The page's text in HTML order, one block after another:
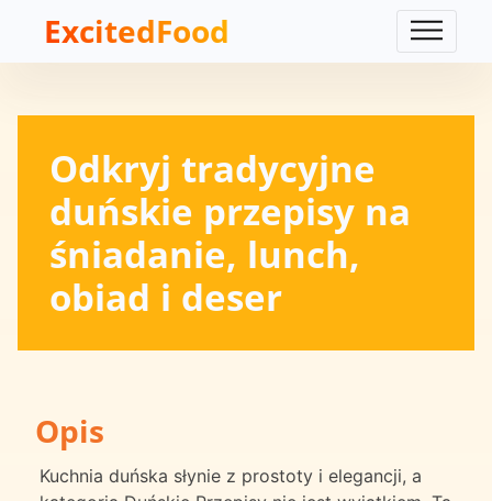
ExcitedFood
Odkryj tradycyjne
duńskie przepisy na
śniadanie, lunch,
obiad i deser
Opis
Kuchnia duńska słynie z prostoty i elegancji, a